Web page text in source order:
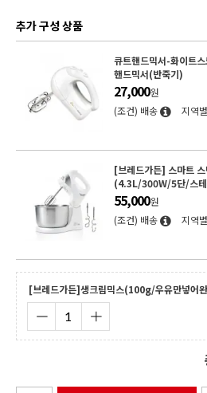
추가 구성 상품
큐트핸드믹서-화이트
핸드믹서(반죽기)
27,000원
(조건) 배송
지역별
[브레드가든] 스마트
(4.3L/300W/5단/스테
55,000원
(조건) 배송
지역별
[브레드가든]생크림믹스(100g/우유만넣어